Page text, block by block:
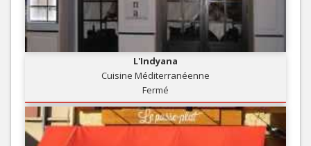
L'Indyana
Cuisine Méditerranéenne
Fermé